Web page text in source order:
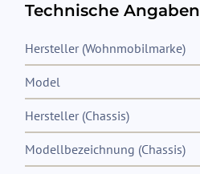
Technische Angaben
Hersteller (Wohnmobilmarke)
Model
Hersteller (Chassis)
Modellbezeichnung (Chassis)